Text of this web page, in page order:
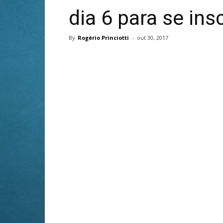
dia 6 para se
By Rogério Princiotti - out 30, 2017